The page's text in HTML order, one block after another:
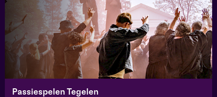
Passiespelen Tegelen